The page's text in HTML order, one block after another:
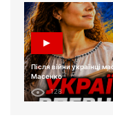
Після війни українці
Масенко
128